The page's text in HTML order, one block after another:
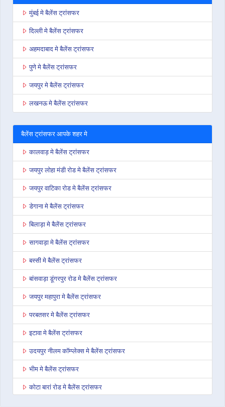
मुंबई मे बैलेंस ट्रांसफर
दिल्ली मे बैलेंस ट्रांसफर
अहमदाबाद मे बैलेंस ट्रांसफर
पुणे मे बैलेंस ट्रांसफर
जयपुर मे बैलेंस ट्रांसफर
लखनऊ मे बैलेंस ट्रांसफर
बैलेंस ट्रांसफर आपके शहर मे
कालवाड़ मे बैलेंस ट्रांसफर
जयपुर लोहा मंडी रोड मे बैलेंस ट्रांसफर
जयपुर वाटिका रोड मे बैलेंस ट्रांसफर
डेगाना मे बैलेंस ट्रांसफर
बिलाड़ा मे बैलेंस ट्रांसफर
सागवाड़ा मे बैलेंस ट्रांसफर
बस्सी मे बैलेंस ट्रांसफर
बांसवाड़ा डूंगरपुर रोड मे बैलेंस ट्रांसफर
जयपुर महापुरा मे बैलेंस ट्रांसफर
परबतसर मे बैलेंस ट्रांसफर
इटावा मे बैलेंस ट्रांसफर
उदयपुर नीलम कॉम्प्लेक्स मे बैलेंस ट्रांसफर
भीम मे बैलेंस ट्रांसफर
कोटा बारां रोड मे बैलेंस ट्रांसफर